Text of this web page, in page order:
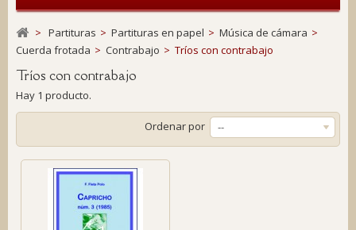
> Partituras > Partituras en papel > Música de cámara >
Cuerda frotada > Contrabajo > Tríos con contrabajo
Tríos con contrabajo
Hay 1 producto.
Ordenar por --